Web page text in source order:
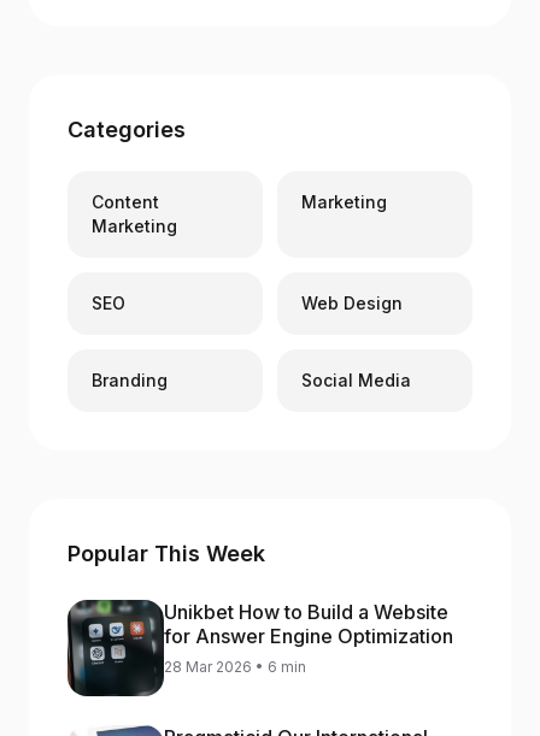
Categories
Content
Marketing
Marketing
SEO Web Design
Branding Social Media
Popular This Week
Unikbet How to Build a Website
for Answer Engine Optimization
28 Mar 2026 • 6 min